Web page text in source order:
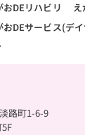
おDEリハビリ
え
おDEサービス(デ
路町1-6-9